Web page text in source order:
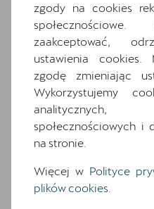
Wyposażenie
Wyposażenie
12.9-calowy kolorowy
18-calowe felgi
7 glosników
7 poduszek
boczne, 2 kurtyny
centralna)
Awaryjne
asystent skretu
zgody na cookies
zaakceptować,
ustawienia cookies.
zgodę zmieniając
Wykorzystujemy
analitycznych,
społecznościowych i
na stronie.
Więcej w Polityce
plików cookies